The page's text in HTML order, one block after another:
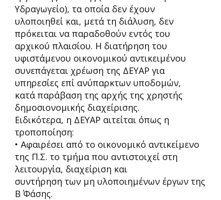
Υδραγωγείο), τα οποία δεν έχουν
υλοποιηθεί και, μετά τη διάλυση, δεν
πρόκειται να παραδοθούν εντός του
αρχικού πλαισίου. Η διατήρηση του
υφιστάμενου οικονομικού αντικειμένου
συνεπάγεται χρέωση της ΔΕΥΑΡ για
υπηρεσίες επί ανύπαρκτων υποδομών,
κατά παράβαση της αρχής της χρηστής
δημοσιονομικής διαχείρισης.
Ειδικότερα, η ΔΕΥΑΡ αιτείται όπως η
τροποποίηση:
• Αφαιρέσει από το οικονομικό αντικείμενο
της Π.Σ. το τμήμα που αντιστοιχεί στη
λειτουργία, διαχείριση και
συντήρηση των μη υλοποιημένων έργων της
Β΄ Φάσης.